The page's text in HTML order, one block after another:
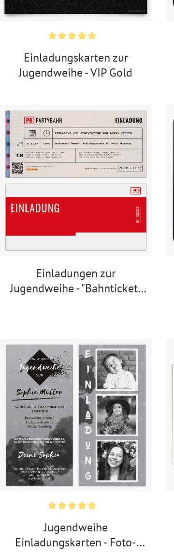
Einladungskarten zur
Jugendweihe - VIP Gold
Einladungen zur
Jugendweihe - "Bahnticket"
Jugendweihe
Einladungskarten - Foto-